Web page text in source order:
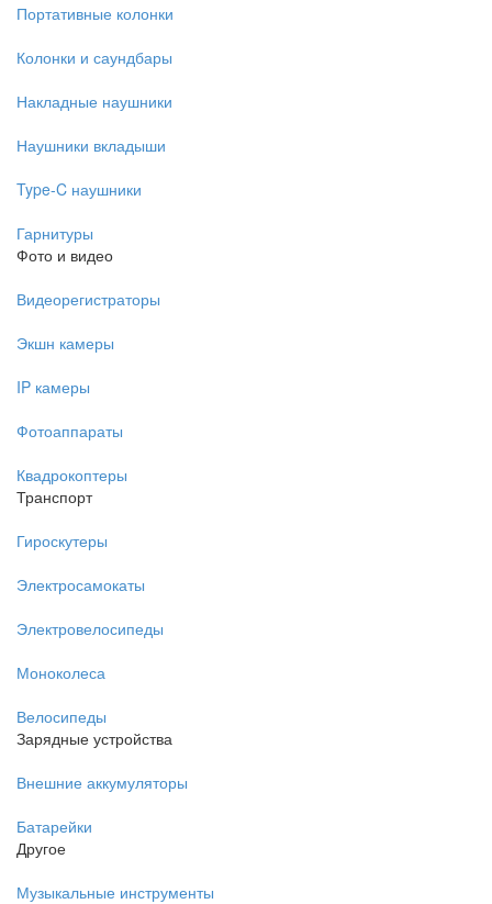
Портативные колонки
Колонки и саундбары
Накладные наушники
Наушники вкладыши
Type-C наушники
Гарнитуры
Фото и видео
Видеорегистраторы
Экшн камеры
IP камеры
Фотоаппараты
Квадрокоптеры
Транспорт
Гироскутеры
Электросамокаты
Электровелосипеды
Моноколеса
Велосипеды
Зарядные устройства
Внешние аккумуляторы
Батарейки
Другое
Музыкальные инструменты